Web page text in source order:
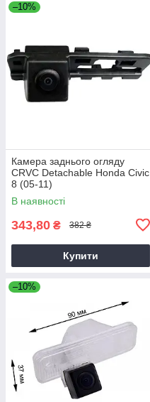
–10%
Камера заднього огляду
CRVC Detachable Honda Civic
8 (05-11)
В наявності
343,80 ₴ 382 ₴
Купити
–10%